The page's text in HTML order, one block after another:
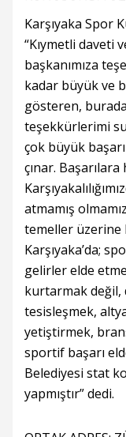
Karşıyaka Spor
“Kıymetli daveti
başkanımıza
kadar büyük ve
gösteren,
teşekkürlerimi
çok büyük
çınar.
atmamış
temeller
Karşıyaka’da;
gelirler elde
kurtarmak değil,
tesisleşmek,
yetiştirmek,
sportif başarı
Belediyesi stat
yapmıştır” dedi.